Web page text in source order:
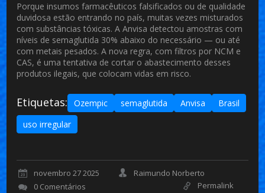
Porque insumos farmacêuticos falsificados ou de qualidade
duvidosa estão entrando no país, muitas vezes misturados
com substâncias tóxicas. A Anvisa detectou amostras com
níveis de semaglutida 30% abaixo do necessário — ou até
com metais pesados. A nova regra, com filtros por NCM e
CAS, é uma tentativa de cortar o abastecimento desses
produtos ilegais, que colocam vidas em risco.
Etiquetas: Ozempic semaglutida Anvisa
Brasil
uso irregular
novembro 27 2025
Raimundo Norberto
0 Comentários
Permalink